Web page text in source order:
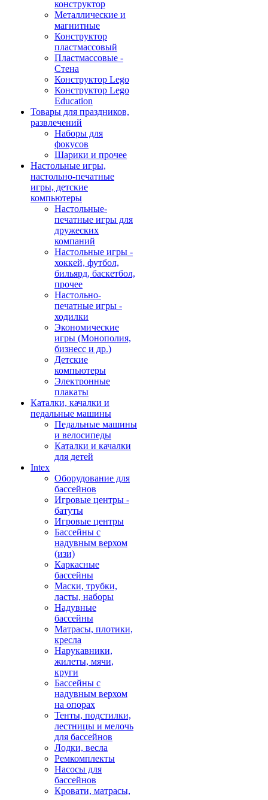
конструктор
Металлические и
магнитные
Конструктор
пластмассовый
Пластмассовые -
Стена
Конструктор Lego
Конструктор Lego
Education
Товары для праздников,
развлечений
Наборы для
фокусов
Шарики и прочее
Настольные игры,
настольно-печатные
игры, детские
компьютеры
Настольные-
печатные игры для
дружеских
компаний
Настольные игры -
хоккей, футбол,
бильярд, баскетбол,
прочее
Настольно-
печатные игры -
ходилки
Экономические
игры (Монополия,
бизнесс и др.)
Детские
компьютеры
Электронные
плакаты
Каталки, качалки и
педальные машины
Педальные машины
и велосипеды
Каталки и качалки
для детей
Intex
Оборудование для
бассейнов
Игровые центры -
батуты
Игровые центры
Бассейны с
надувным верхом
(изи)
Каркасные
бассейны
Маски, трубки,
ласты, наборы
Надувные
бассейны
Матрасы, плотики,
кресла
Нарукавники,
жилеты, мячи,
круги
Бассейны с
надувным верхом
на опорах
Тенты, подстилки,
лестницы и мелочь
для бассейнов
Лодки, весла
Ремкомплекты
Насосы для
бассейнов
Кровати, матрасы,